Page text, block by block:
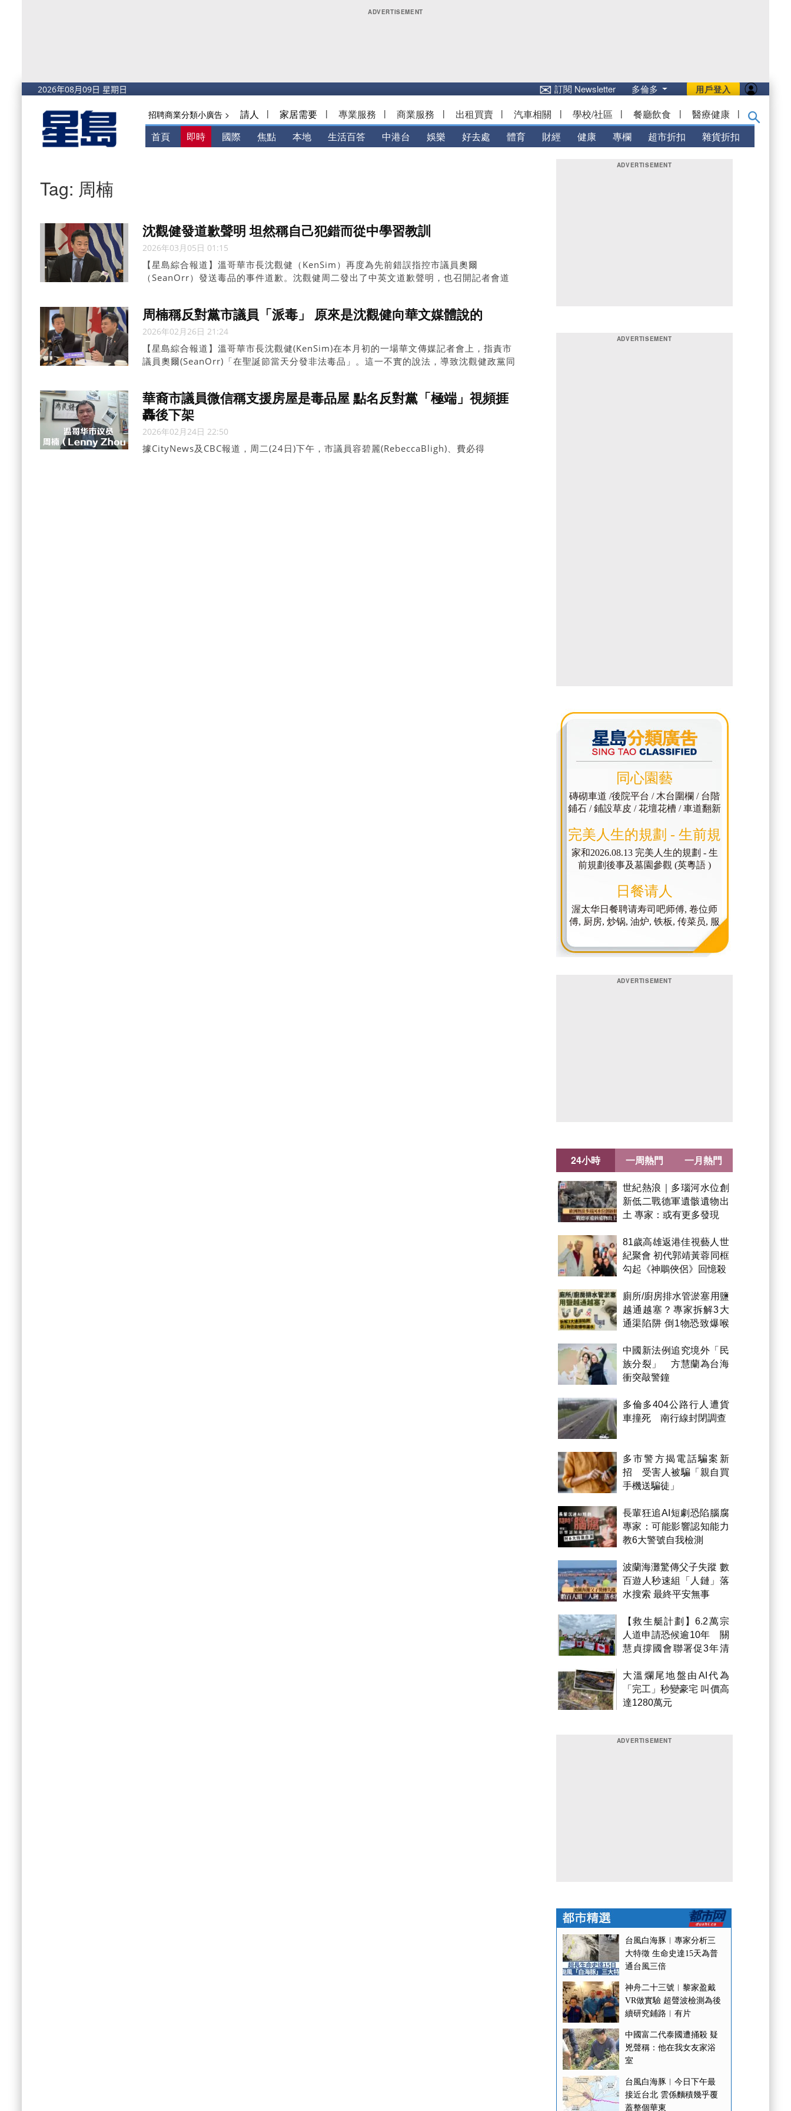
用戶登入
✉訂閱 Newsletter 多倫多
招聘商業分類小廣告 > 請人 | 家居需要 | 專業服務 | 商業服務 | 出租買賣 | 汽車相關 | 學校/社區 | 餐廳飲食 | 醫療健康 |
首頁 即時 國際 焦點 本地 生活百答 中港台 娛樂 好去處 體育 財經 健康 專欄 超市折扣 雜貨折扣
Tag: 周楠
沈觀健發道歉聲明 坦然稱自己犯錯而從中學習教訓
2026年03月05日 01:15
【星島綜合報道】溫哥華市長沈觀健（KenSim）再度為先前錯誤指控市議員奧爾
（SeanOrr）發送毒品的事件道歉。沈觀健周二發出了中英文道歉聲明，也召開記者會道
周楠稱反對黨市議員「派毒」 原來是沈觀健向華文媒體說的
2026年02月26日 21:24
【星島綜合報道】溫哥華市長沈觀健(KenSim)在本月初的一場華文傳媒記者會上，指責市
議員奧爾(SeanOrr)「在聖誕節當天分發非法毒品」。這一不實的說法，導致沈觀健政黨同
華裔市議員微信稱支援房屋是毒品屋 點名反對黨「極端」視頻捱
轟後下架
2026年02月24日 22:50
據CityNews及CBC報道，周二(24日)下午，市議員容碧麗(RebeccaBligh)、費必得
24小時
世紀熱浪｜多瑙河水位創
新低二戰德軍遺骸遺物出
土 專家：或有更多發現
81歲高雄返港佳視藝人世
紀聚會 初代郭靖黃蓉同框
勾起《神鵰俠侶》回憶殺
廁所/廚房排水管淤塞用鹽
越通越塞？專家拆解3大
通渠陷阱 倒1物恐致爆喉
中國新法例追究境外「民
族分裂」 方慧蘭為台海
衝突敲警鐘
多倫多404公路行人遭貨
車撞死 南行線封閉調查
多市警方揭電話騙案新
招 受害人被騙「親自買
手機送騙徒」
長輩狂追AI短劇恐陷腦腐
專家：可能影響認知能力
教6大警號自我檢測
波蘭海灘驚傳父子失蹤 數
百遊人秒速組「人鏈」落
水搜索 最終平安無事
【救生艇計劃】6.2萬宗
人道申請恐候逾10年 關
慧貞撐國會聯署促3年清
大溫爛尾地盤由AI代為
「完工」秒變豪宅 叫價高
達1280萬元
一周熱門 一月熱門